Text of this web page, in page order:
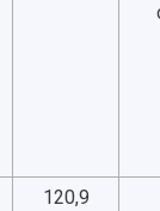
120,9